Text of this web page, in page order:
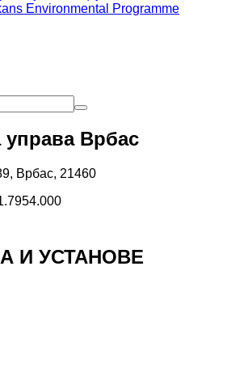
Environmental Programme
Врбас
Врбас, 21460
И УСТАНОВЕ